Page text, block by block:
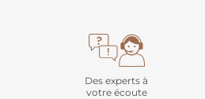
Des experts à
votre écoute